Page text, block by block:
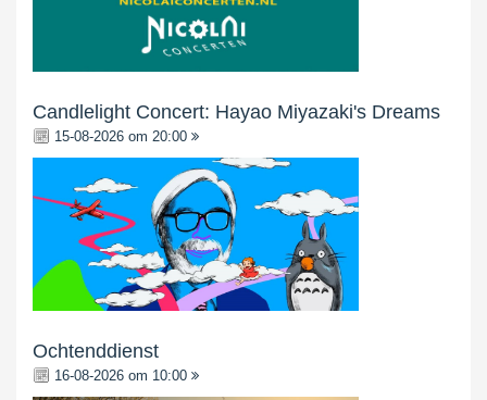
Candlelight Concert: Hayao Miyazaki's Dreams
15-08-2026 om 20:00
Ochtenddienst
16-08-2026 om 10:00